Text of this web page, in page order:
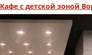
Кафе с детской зоной